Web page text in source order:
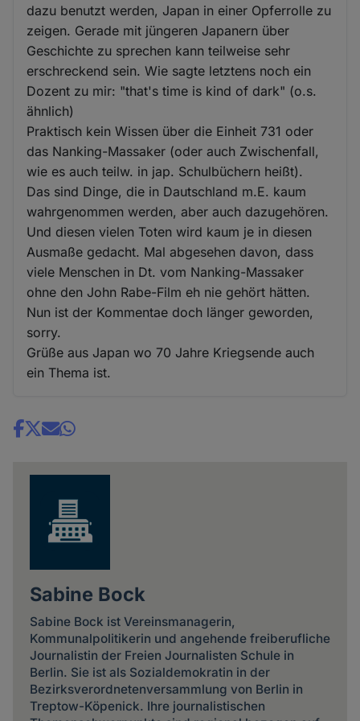
dazu benutzt werden, Japan in einer Opferrolle zu
zeigen. Gerade mit jüngeren Japanern über
Geschichte zu sprechen kann teilweise sehr
erschreckend sein. Wie sagte letztens noch ein
Dozent zu mir: "that's time is kind of dark" (o.s.
ähnlich)
Praktisch kein Wissen über die Einheit 731 oder
das Nanking-Massaker (oder auch Zwischenfall,
wie es auch teilw. in jap. Schulbüchern heißt).
Das sind Dinge, die in Dautschland m.E. kaum
wahrgenommen werden, aber auch dazugehören.
Und diesen vielen Toten wird kaum je in diesen
Ausmaße gedacht. Mal abgesehen davon, dass
viele Menschen in Dt. vom Nanking-Massaker
ohne den John Rabe-Film eh nie gehört hätten.
Nun ist der Kommentae doch länger geworden,
sorry.
Grüße aus Japan wo 70 Jahre Kriegsende auch
ein Thema ist.
Share
Sabine Bock
Sabine Bock ist Vereinsmanagerin,
Kommunalpolitikerin und angehende freiberufliche
Journalistin der Freien Journalisten Schule in
Berlin. Sie ist als Sozialdemokratin in der
Bezirksverordnetenversammlung von Berlin in
Treptow-Köpenick. Ihre journalistischen